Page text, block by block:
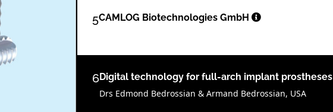
5CAMLOG Biotechnologies GmbH
6Digital technology for full-arch implant prostheses
Drs Edmond Bedrossian & Armand Bedrossian, USA